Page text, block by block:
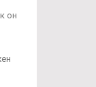
он